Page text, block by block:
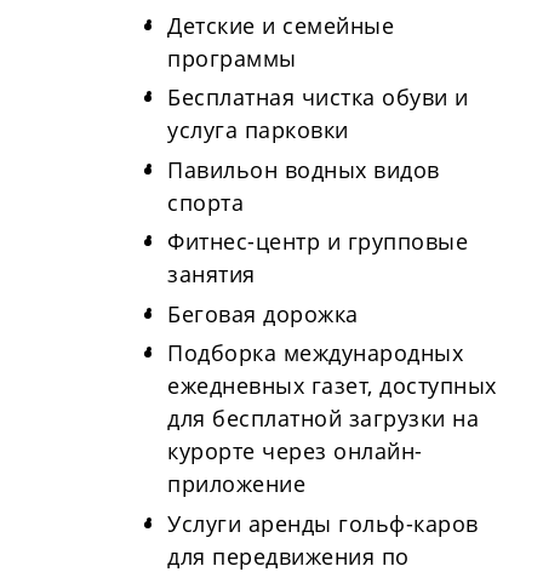
Детские и семейные
программы
Бесплатная чистка обуви и
услуга парковки
Павильон водных видов
спорта
Фитнес-центр и групповые
занятия
Беговая дорожка
Подборка международных
ежедневных газет, доступных
для бесплатной загрузки на
курорте через онлайн-
приложение
Услуги аренды гольф-каров
для передвижения по